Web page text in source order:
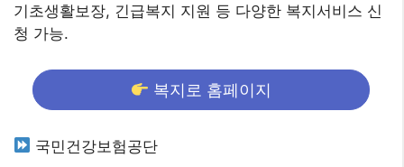
기초생활보장, 긴급복지 지원 등 다양한 복지서비스 신
청 가능.
복지로 홈페이지
국민건강보험공단